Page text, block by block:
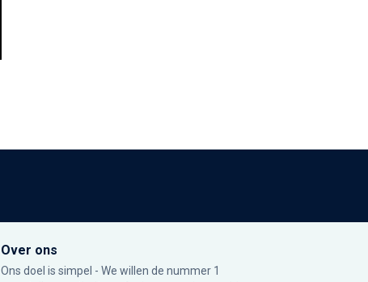
Over ons
Ons doel is simpel - We willen de nummer 1